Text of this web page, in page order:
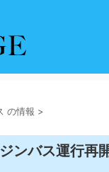
の情報 >
ンバス運行再